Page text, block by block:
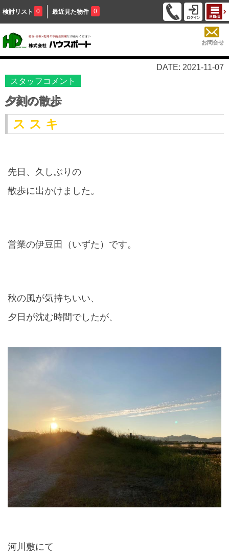
検討リスト 0 最近見た物件 0
お問合せ
DATE: 2021-11-07
スタッフコメント
夕刻の散歩
ス ス キ
先日、久しぶりの
散歩に出かけました。
営業の伊豆田（いずた）です。
秋の風が気持ちいい、
夕日が沈む時間でしたが、
河川敷にて